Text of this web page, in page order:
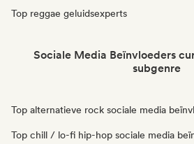
Top reggae geluidsexperts
Sociale Media Beïnvloeders
subgenre
Top alternatieve rock sociale media
Top chill / lo-fi hip-hop sociale media